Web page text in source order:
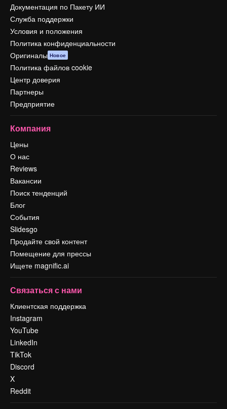
Документация по Пакету ИИ
Служба поддержки
Условия и положения
Политика конфиденциальности
Оригиналы Новое
Политика файлов cookie
Центр доверия
Партнеры
Предприятие
Компания
Цены
О нас
Reviews
Вакансии
Поиск тенденций
Блог
События
Slidesgo
Продайте свой контент
Помещение для прессы
Ищете magnific.ai
Связаться с нами
Клиентская поддержка
Instagram
YouTube
LinkedIn
TikTok
Discord
X
Reddit